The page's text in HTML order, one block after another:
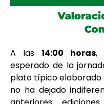
A las 14:00 horas,
esperado de la
plato típico elaborado
no ha dejado